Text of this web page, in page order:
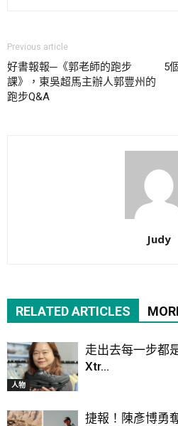
Previous article
好書報報─《郭老師的跑步
課》，東吳超馬主辦人郭豐州的
跑步Q&A
5
Judy
RELATED ARTICLES
人物
走出去每一步都
Xtr...
捷報！陳彥博勇